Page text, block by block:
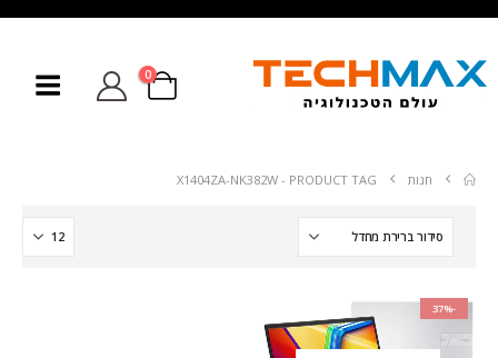
0
חנות PRODUCT TAG -
X1404ZA-NK382W
-37%